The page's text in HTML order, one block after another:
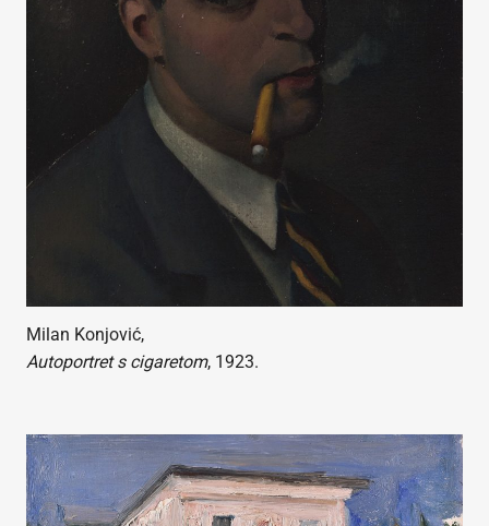
Milan Konjović,
Autoportret s cigaretom, 1923.